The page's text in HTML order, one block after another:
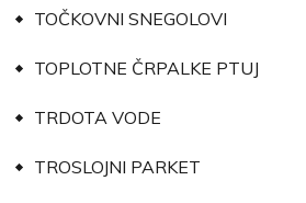
TOČKOVNI SNEGOLOVI
TOPLOTNE ČRPALKE PTUJ
TRDOTA VODE
TROSLOJNI PARKET